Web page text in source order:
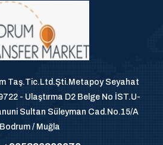
Taş.Tic.Ltd.Şti.Metapoy Seyahat
- Ulaştırma D2 Belge No İST.U-
Sultan Süleyman Cad.No.15/A
Bodrum / Muğla